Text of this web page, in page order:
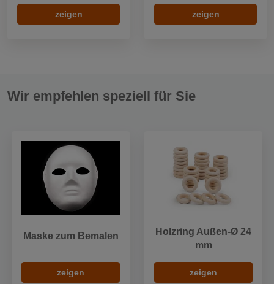
zeigen zeigen
Wir empfehlen speziell für Sie
Maske zum Bemalen
zeigen
Holzring Außen-Ø 24
mm
zeigen